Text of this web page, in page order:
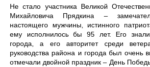
Не стало участника Великой
Михайловича Прядкина –
настоящего мужчины, истинного
ему исполнилось бы 95 лет. Его
города, а его авторитет среди
руководства района и города был
отмечали двойной праздник – День